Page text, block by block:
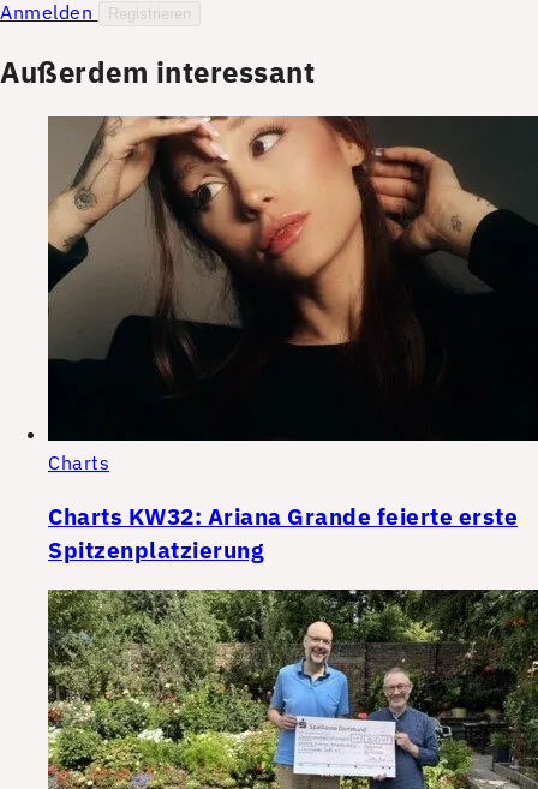
Anmelden Registrieren
Außerdem interessant
Charts
Charts KW32: Ariana Grande feierte erste
Spitzenplatzierung